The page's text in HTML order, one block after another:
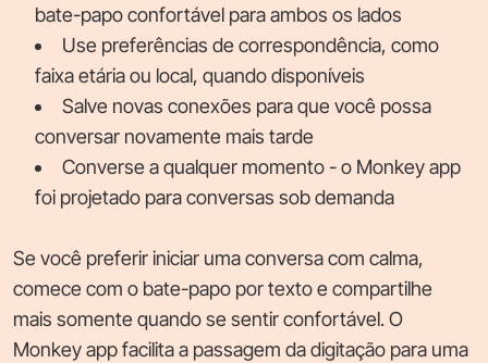
bate-papo confortável para ambos os lados
Use preferências de correspondência, como
faixa etária ou local, quando disponíveis
Salve novas conexões para que você possa
conversar novamente mais tarde
Converse a qualquer momento - o Monkey app
foi projetado para conversas sob demanda
Se você preferir iniciar uma conversa com calma,
comece com o bate-papo por texto e compartilhe
mais somente quando se sentir confortável. O
Monkey app facilita a passagem da digitação para uma